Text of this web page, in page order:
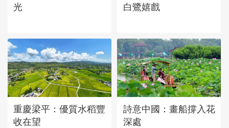
光
白鷺嬉戲
重慶梁平：優質水稻豐
收在望
詩意中國：畫船撐入花
深處